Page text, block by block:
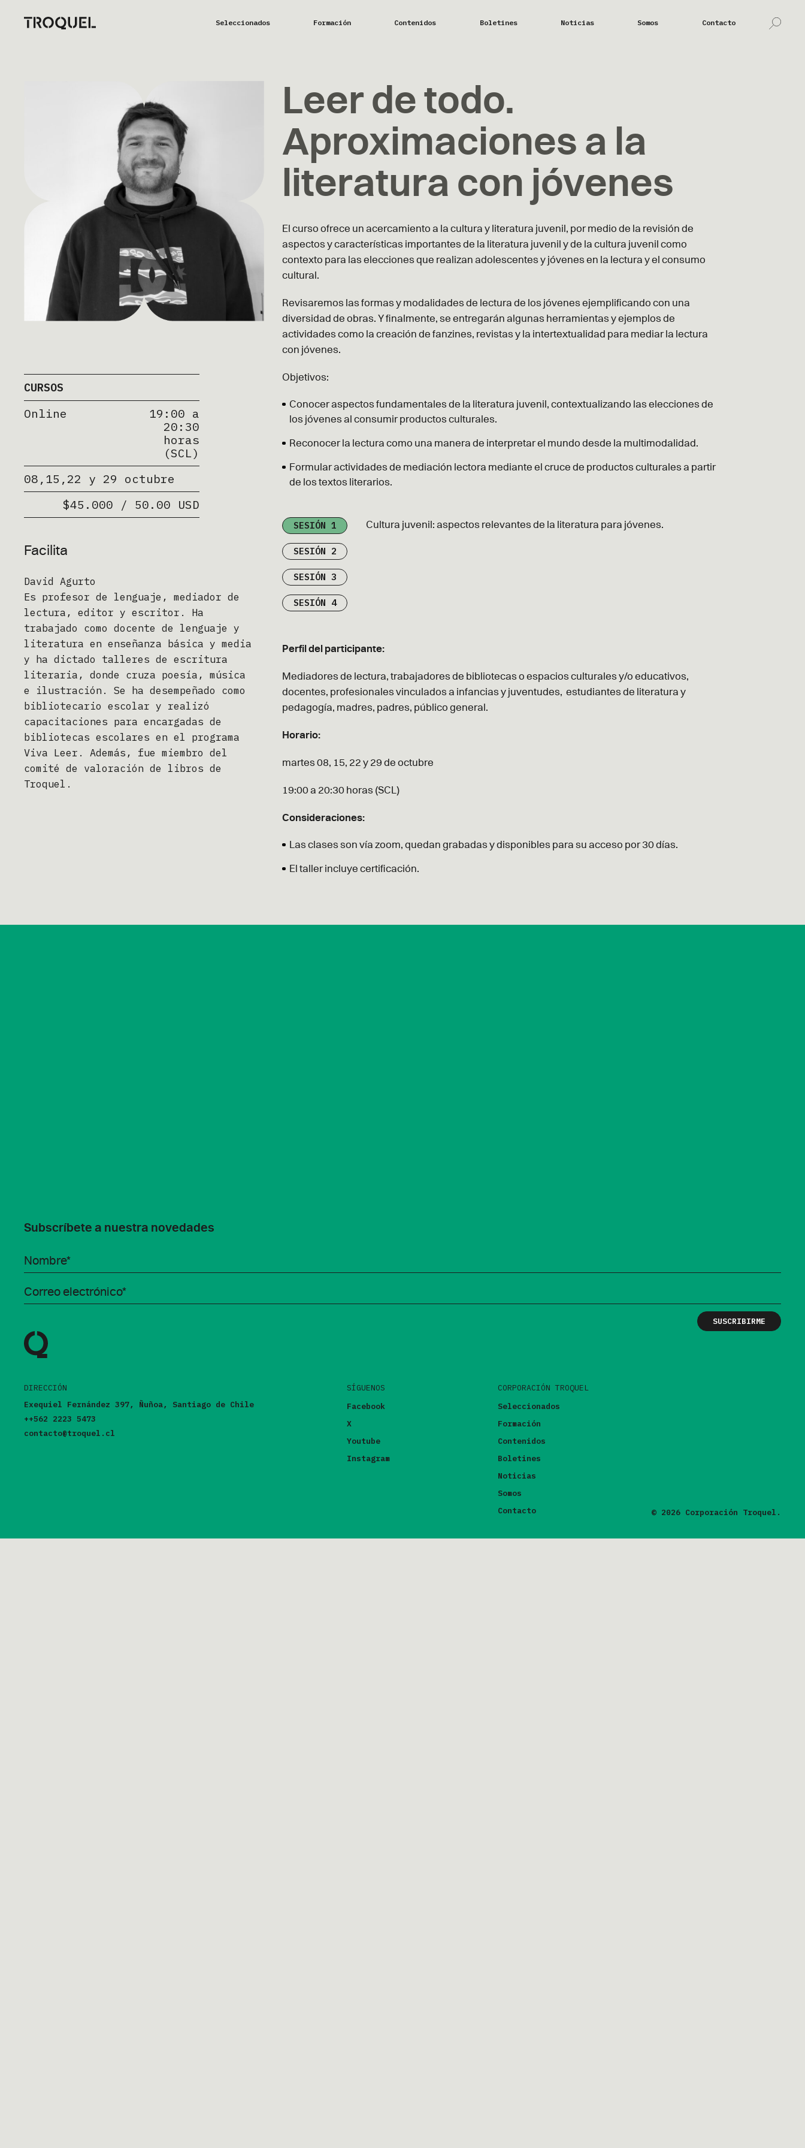
Seleccionados Formación Contenidos Boletines Noticias Somos Contacto
CURSOS
Online
19:00 a
20:30
horas
(SCL)
08,15,22 y 29 octubre
$45.000 / 50.00 USD
Facilita
David Agurto
Es profesor de lenguaje, mediador de
lectura, editor y escritor. Ha
trabajado como docente de lenguaje y
literatura en enseñanza básica y media
y ha dictado talleres de escritura
literaria, donde cruza poesía, música
e ilustración. Se ha desempeñado como
bibliotecario escolar y realizó
capacitaciones para encargadas de
bibliotecas escolares en el programa
Viva Leer. Además, fue miembro del
comité de valoración de libros de
Troquel.
Leer de todo.
Aproximaciones a la
literatura con jóvenes
El curso ofrece un acercamiento a la cultura y literatura juvenil, por medio de la revisión de
aspectos y características importantes de la literatura juvenil y de la cultura juvenil como
contexto para las elecciones que realizan adolescentes y jóvenes en la lectura y el consumo
cultural.
Revisaremos las formas y modalidades de lectura de los jóvenes ejemplificando con una
diversidad de obras. Y finalmente, se entregarán algunas herramientas y ejemplos de
actividades como la creación de fanzines, revistas y la intertextualidad para mediar la lectura
con jóvenes.
Objetivos:
Conocer aspectos fundamentales de la literatura juvenil, contextualizando las elecciones de
los jóvenes al consumir productos culturales.
Reconocer la lectura como una manera de interpretar el mundo desde la multimodalidad.
Formular actividades de mediación lectora mediante el cruce de productos culturales a partir
de los textos literarios.
SESIÓN 1
SESIÓN 2
SESIÓN 3
SESIÓN 4
Cultura juvenil: aspectos relevantes de la literatura para jóvenes.
Perfil del participante:
Mediadores de lectura, trabajadores de bibliotecas o espacios culturales y/o educativos,
docentes, profesionales vinculados a infancias y juventudes, estudiantes de literatura y
pedagogía, madres, padres, público general.
Horario:
martes 08, 15, 22 y 29 de octubre
19:00 a 20:30 horas (SCL)
Consideraciones:
Las clases son vía zoom, quedan grabadas y disponibles para su acceso por 30 días.
El taller incluye certificación.
Subscríbete a nuestra novedades
DIRECCIÓN
Exequiel Fernández 397, Ñuñoa, Santiago de Chile
++562 2223 5473
contacto@troquel.cl
SÍGUENOS
Facebook
X
Youtube
Instagram
CORPORACIÓN TROQUEL
Seleccionados
Formación
Contenidos
Boletines
Noticias
Somos
Contacto
© 2026 Corporación Troquel.